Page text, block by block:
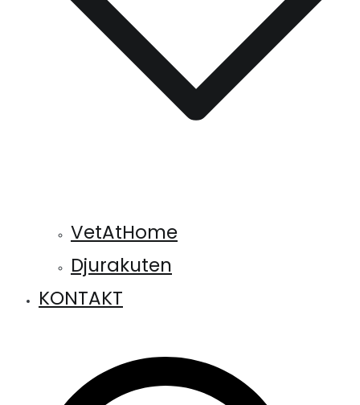
VetAtHome
Djurakuten
KONTAKT